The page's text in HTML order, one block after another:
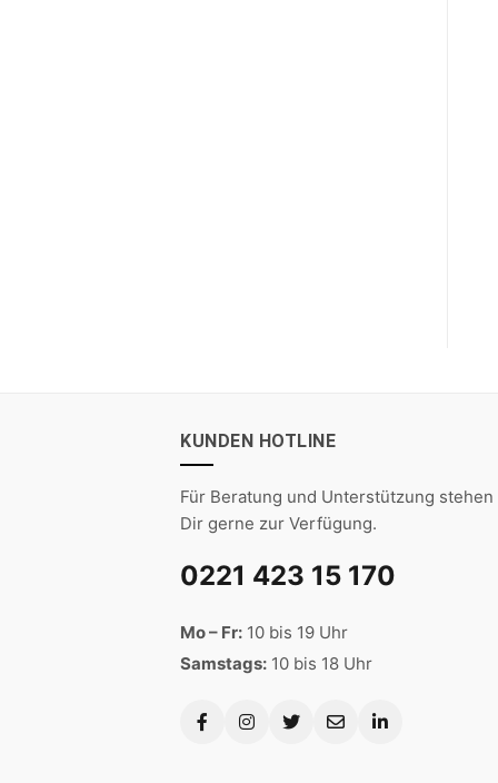
KUNDEN HOTLINE
Für Beratung und Unterstützung
Dir gerne zur Verfügung.
0221 423 15 170
Mo – Fr: 10 bis 19 Uhr
Samstags: 10 bis 18 Uhr